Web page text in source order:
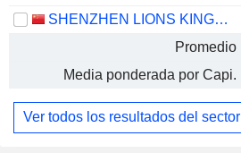
SHENZHEN LIONS KING HI-TECH CO., LTD
Promedio
Media ponderada por Capi.
Ver todos los resultados del sector